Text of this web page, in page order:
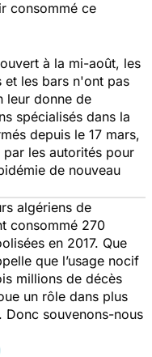
consommé ce
à la mi-août, les
et les bars n'ont pas
leur donne de
spécialisés dans la
depuis le 17 mars,
les autorités pour
de nouveau
algériens de
consommé 270
en 2017. Que
que l’usage nocif
millions de décès
un rôle dans plus
Donc souvenons-nous